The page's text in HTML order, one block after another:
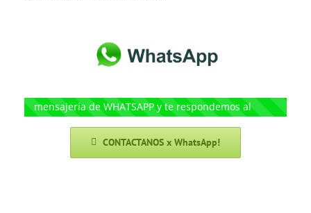
mensajería de WHATSAPP y te respondemos al
instante!
CONTACTANOS x WhatsApp!